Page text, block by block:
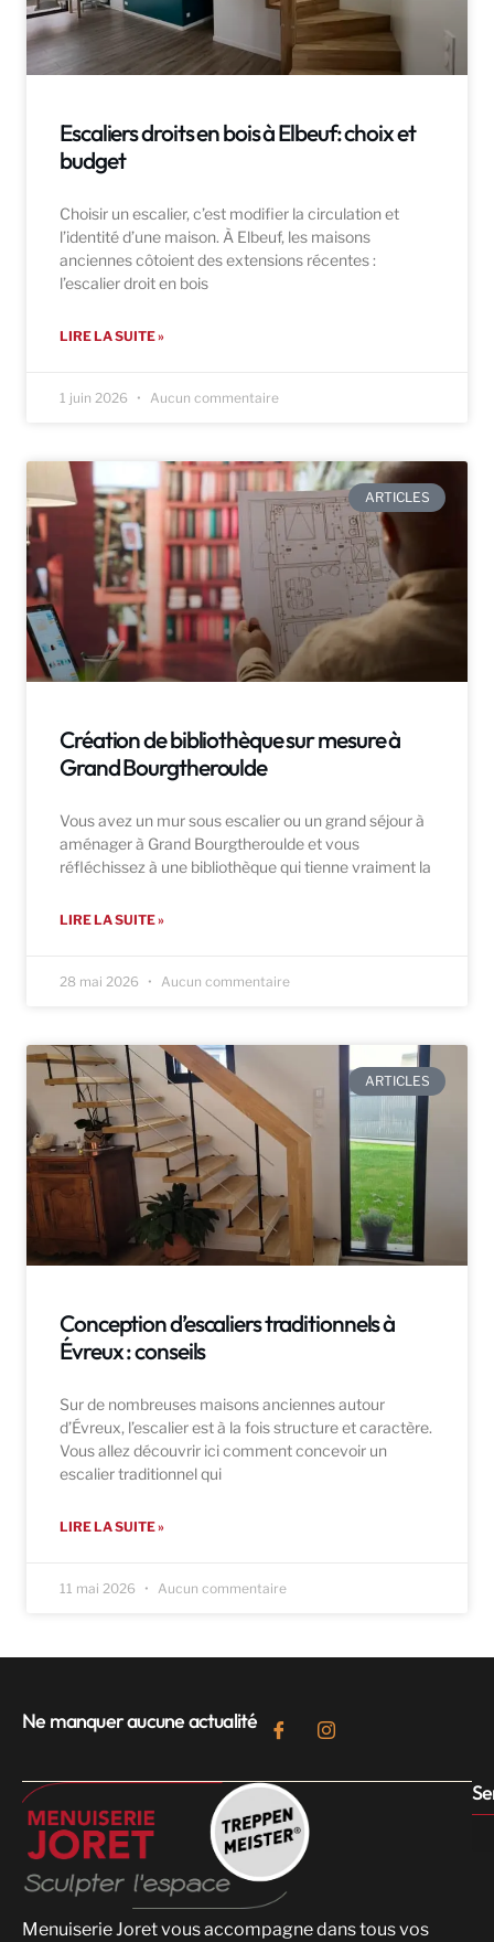
Escaliers droits en bois à Elbeuf: choix et
budget
Choisir un escalier, c’est modifier la circulation et
l’identité d’une maison. À Elbeuf, les maisons
anciennes côtoient des extensions récentes :
l’escalier droit en bois
LIRE LA SUITE »
1 juin 2026 Aucun commentaire
ARTICLES
Création de bibliothèque sur mesure à
Grand Bourgtheroulde
Vous avez un mur sous escalier ou un grand séjour à
aménager à Grand Bourgtheroulde et vous
réfléchissez à une bibliothèque qui tienne vraiment la
LIRE LA SUITE »
28 mai 2026 Aucun commentaire
ARTICLES
Conception d’escaliers traditionnels à
Évreux : conseils
Sur de nombreuses maisons anciennes autour
d’Évreux, l’escalier est à la fois structure et caractère.
Vous allez découvrir ici comment concevoir un
escalier traditionnel qui
LIRE LA SUITE »
11 mai 2026 Aucun commentaire
Ne manquer aucune actualité
Menuiserie Joret vous accompagne dans tous vos